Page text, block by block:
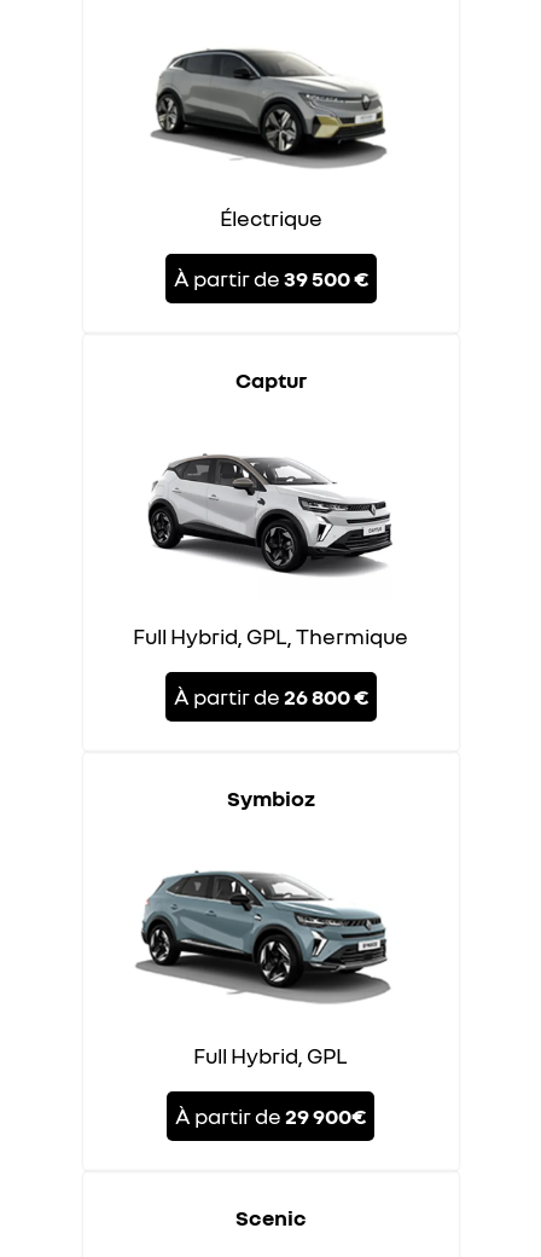
Électrique
À partir de39 500 €
Captur
Full Hybrid, GPL, Thermique
À partir de26 800 €
Symbioz
Full Hybrid, GPL
À partir de29 900€
Scenic